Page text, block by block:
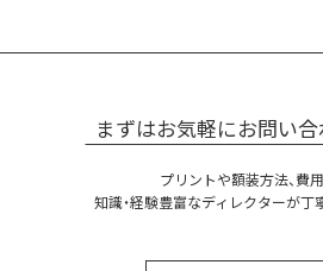
まずはお気軽にお問い
プリントや額装方法、費用
知識・経験豊富なディレクターが丁